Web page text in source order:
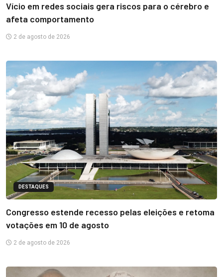
Vício em redes sociais gera riscos para o cérebro e
afeta comportamento
2 de agosto de 2026
DESTAQUES
Congresso estende recesso pelas eleições e retoma
votações em 10 de agosto
2 de agosto de 2026